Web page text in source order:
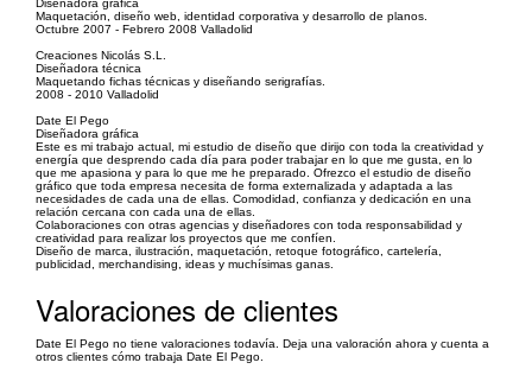
Diseñadora gráfica
Maquetación, diseño web, identidad corporativa y desarrollo de planos.
Octubre 2007 - Febrero 2008 Valladolid
Creaciones Nicolás S.L.
Diseñadora técnica
Maquetando fichas técnicas y diseñando serigrafías.
2008 - 2010 Valladolid
Date El Pego
Diseñadora gráfica
Este es mi trabajo actual, mi estudio de diseño que dirijo con toda la creatividad y
energía que desprendo cada día para poder trabajar en lo que me gusta, en lo
que me apasiona y para lo que me he preparado. Ofrezco el estudio de diseño
gráfico que toda empresa necesita de forma externalizada y adaptada a las
necesidades de cada una de ellas. Comodidad, confianza y dedicación en una
relación cercana con cada una de ellas.
Colaboraciones con otras agencias y diseñadores con toda responsabilidad y
creatividad para realizar los proyectos que me confíen.
Diseño de marca, ilustración, maquetación, retoque fotográfico, cartelería,
publicidad, merchandising, ideas y muchísimas ganas.
Valoraciones de clientes
Date El Pego no tiene valoraciones todavía. Deja una valoración ahora y cuenta a
otros clientes cómo trabaja Date El Pego.